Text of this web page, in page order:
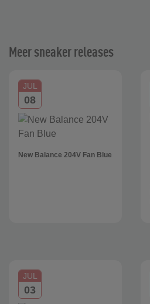
Meer sneaker releases
JUL
08
New Balance 204V Fan Blue
JUL
03